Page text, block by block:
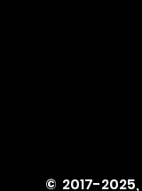
© 2017-2025,